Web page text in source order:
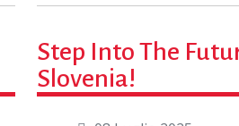
Step Into The
Slovenia!